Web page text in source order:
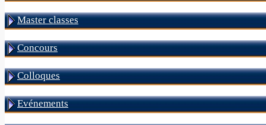
Master classes
Concours
Colloques
Evénements